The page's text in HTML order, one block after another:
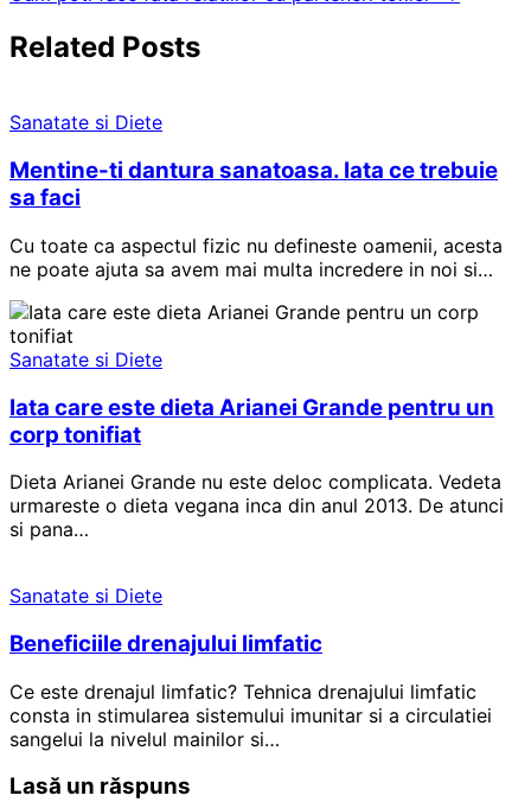
în
articole
Related Posts
Sanatate si Diete
Mentine-ti dantura sanatoasa. Iata ce trebuie
sa faci
Cu toate ca aspectul fizic nu defineste oamenii, acesta
ne poate ajuta sa avem mai multa incredere in noi si…
Sanatate si Diete
Iata care este dieta Arianei Grande pentru un
corp tonifiat
Dieta Arianei Grande nu este deloc complicata. Vedeta
urmareste o dieta vegana inca din anul 2013. De atunci
si pana…
Sanatate si Diete
Beneficiile drenajului limfatic
Ce este drenajul limfatic? Tehnica drenajului limfatic
consta in stimularea sistemului imunitar si a circulatiei
sangelui la nivelul mainilor si…
Lasă un răspuns